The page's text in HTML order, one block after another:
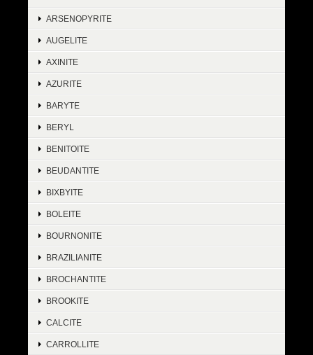
ARSENOPYRITE
AUGELITE
AXINITE
AZURITE
BARYTE
BERYL
BENITOITE
BEUDANTITE
BIXBYITE
BOLEITE
BOURNONITE
BRAZILIANITE
BROCHANTITE
BROOKITE
CALCITE
CARROLLITE